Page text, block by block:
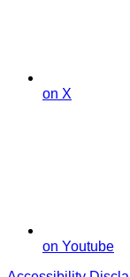
on X
on Youtube